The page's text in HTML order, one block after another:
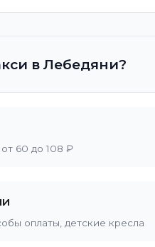
в Лебедяни?
60 до 108 ₽
оплаты, детские кресла